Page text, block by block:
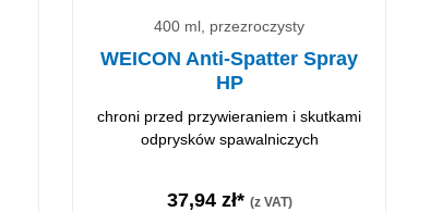
400 ml, przezroczysty
WEICON Anti-Spatter Spray
HP
chroni przed przywieraniem i skutkami
odprysków spawalniczych
37,94 zł* (z VAT)